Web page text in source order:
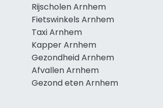
Rijscholen Arnhem
Fietswinkels Arnhem
Taxi Arnhem
Kapper Arnhem
Gezondheid Arnhem
Afvallen Arnhem
Gezond eten Arnhem